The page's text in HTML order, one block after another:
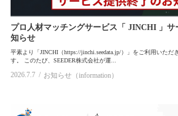
ギグワーカー（gigworker） D2C ホワイトペーパー
コミュニティ（community） マーケティング（marketing）
新規事業（new business development）
プロ人材マッチングサービス「 JINCHI 」サ
知らせ
平素より「JINCHI（https://jinchi.seedata.jp/）」をご利用いただ
す。 このたび、SEEDER株式会社が運...
2026.7.7 お知らせ（information）